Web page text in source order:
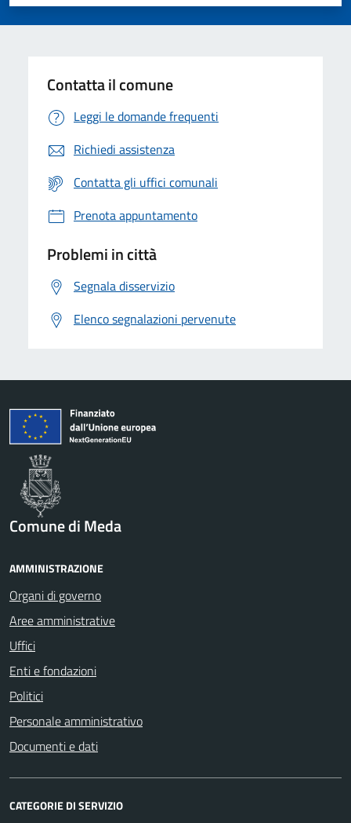
Contatta il comune
Leggi le domande frequenti
Richiedi assistenza
Contatta gli uffici comunali
Prenota appuntamento
Problemi in città
Segnala disservizio
Elenco segnalazioni pervenute
Comune di Meda
AMMINISTRAZIONE
Organi di governo
Aree amministrative
Uffici
Enti e fondazioni
Politici
Personale amministrativo
Documenti e dati
CATEGORIE DI SERVIZIO